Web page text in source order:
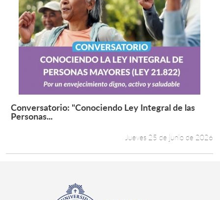
Leer más +
Conversatorio: "Conociendo Ley Integral de las
Personas...
Jueves 25 de junio de 2026